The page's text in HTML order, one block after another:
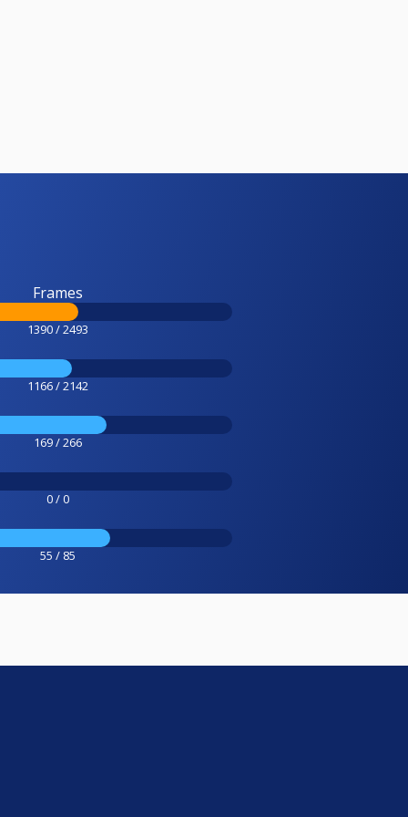
Frames
1390 / 2493
1166 / 2142
169 / 266
0 / 0
55 / 85